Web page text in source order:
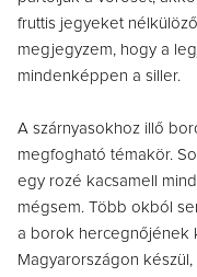
fruttis jegyeket
megjegyzem, hogy a
mindenképpen a siller.
A szárnyasokhoz illő
megfogható témakör.
egy rozé kacsamell
mégsem. Több okból
a borok hercegnőjének
Magyarországon